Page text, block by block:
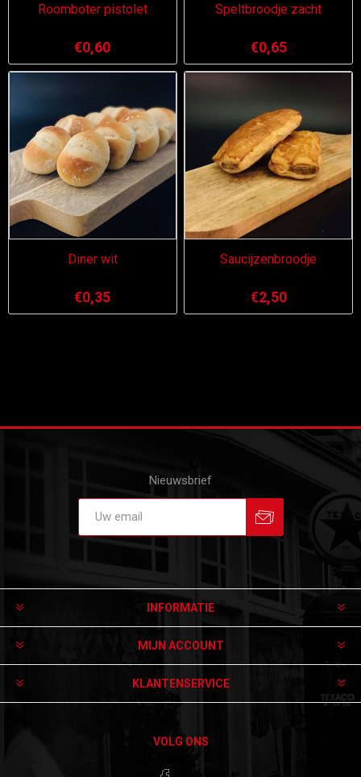
Roomboter pistolet
€0,60
Speltbroodje zacht
€0,65
Diner wit
€0,35
Saucijzenbroodje
€2,50
Nieuwsbrief
INFORMATIE
MIJN ACCOUNT
KLANTENSERVICE
VOLG ONS